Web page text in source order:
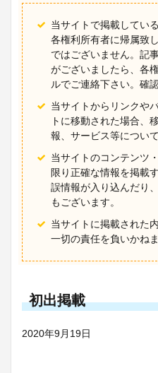
当サイトで掲載してい
各権利所有者に帰属致
ではございません。記
がございましたら、各
ルでご連絡下さい。確
当サイトからリンクや
トに移動された場合、
報、サービス等につい
当サイトのコンテンツ
限り正確な情報を掲載
誤情報が入り込んだり
もございます。
当サイトに掲載された
一切の責任を負いかね
初出掲載
2020年9月19日